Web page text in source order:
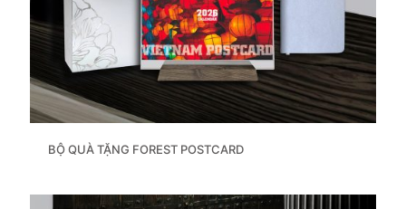
BỘ QUÀ TẶNG FOREST POSTCARD